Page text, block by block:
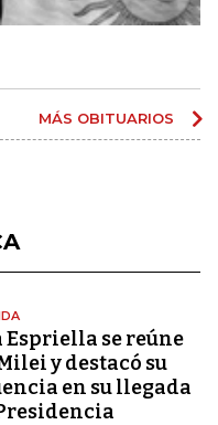
MÁS OBITUARIOS
Espriella se reúne
y destacó su
en su llegada